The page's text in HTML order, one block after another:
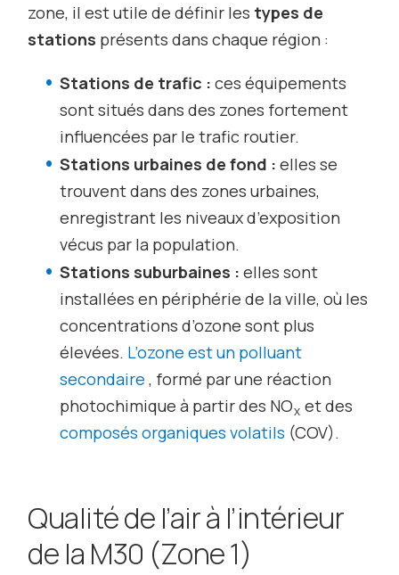
zone, il est utile de définir les types de
stations présents dans chaque région :
Stations de trafic : ces équipements
sont situés dans des zones fortement
influencées par le trafic routier.
Stations urbaines de fond : elles se
trouvent dans des zones urbaines,
enregistrant les niveaux d’exposition
vécus par la population.
Stations suburbaines : elles sont
installées en périphérie de la ville, où les
concentrations d’ozone sont plus
élevées. L’ozone est un polluant
secondaire, formé par une réaction
photochimique à partir des NOx et des
composés organiques volatils (COV).
Qualité de l’air à l’intérieur
de la M30 (Zone 1)